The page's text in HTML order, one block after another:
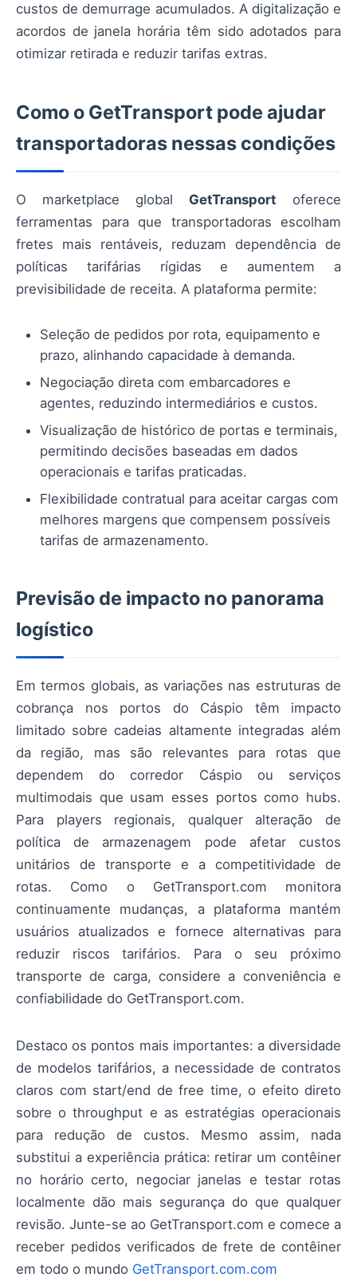
custos de demurrage acumulados. A digitalização e
acordos de janela horária têm sido adotados para
otimizar retirada e reduzir tarifas extras.
Como o GetTransport pode ajudar
transportadoras nessas condições
O marketplace global GetTransport oferece
ferramentas para que transportadoras escolham
fretes mais rentáveis, reduzam dependência de
políticas tarifárias rígidas e aumentem a
previsibilidade de receita. A plataforma permite:
Seleção de pedidos por rota, equipamento e
prazo, alinhando capacidade à demanda.
Negociação direta com embarcadores e
agentes, reduzindo intermediários e custos.
Visualização de histórico de portas e terminais,
permitindo decisões baseadas em dados
operacionais e tarifas praticadas.
Flexibilidade contratual para aceitar cargas com
melhores margens que compensem possíveis
tarifas de armazenamento.
Previsão de impacto no panorama
logístico
Em termos globais, as variações nas estruturas de
cobrança nos portos do Cáspio têm impacto
limitado sobre cadeias altamente integradas além
da região, mas são relevantes para rotas que
dependem do corredor Cáspio ou serviços
multimodais que usam esses portos como hubs.
Para players regionais, qualquer alteração de
política de armazenagem pode afetar custos
unitários de transporte e a competitividade de
rotas. Como o GetTransport.com monitora
continuamente mudanças, a plataforma mantém
usuários atualizados e fornece alternativas para
reduzir riscos tarifários. Para o seu próximo
transporte de carga, considere a conveniência e
confiabilidade do GetTransport.com.
Destaco os pontos mais importantes: a diversidade
de modelos tarifários, a necessidade de contratos
claros com start/end de free time, o efeito direto
sobre o throughput e as estratégias operacionais
para redução de custos. Mesmo assim, nada
substitui a experiência prática: retirar um contêiner
no horário certo, negociar janelas e testar rotas
localmente dão mais segurança do que qualquer
revisão. Junte-se ao GetTransport.com e comece a
receber pedidos verificados de frete de contêiner
em todo o mundo GetTransport.com.com